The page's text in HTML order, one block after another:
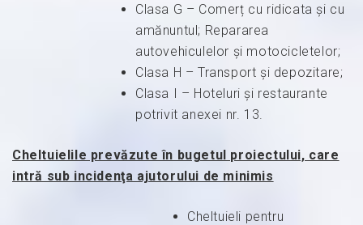
Clasa G – Comerț cu ridicata și cu
amănuntul; Repararea
autovehiculelor și motocicletelor;
Clasa H – Transport și depozitare;
Clasa I – Hoteluri și restaurante
potrivit anexei nr. 13.
Cheltuielile prevăzute în bugetul proiectului, care
intră sub incidenţa ajutorului de minimis
Cheltuieli pentru